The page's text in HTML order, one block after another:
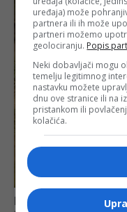
uređaja) može
partnera ili ih može
partneri možemo
geolociranju. Popis
Neki dobavljači mogu
temelju legitimnog
nastavku možete
dnu ove stranice ili na
pristankom ili
kolačića.